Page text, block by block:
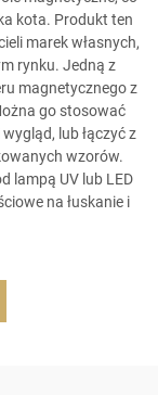
kota. Produkt ten
marek własnych,
rynku. Jedną z
magnetycznego z
go stosować
lub łączyć z
wzorów.
lampą UV lub LED
na łuskanie i